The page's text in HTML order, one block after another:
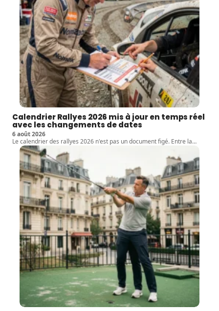
Calendrier Rallyes 2026 mis à jour en temps réel
avec les changements de dates
6 août 2026
Le calendrier des rallyes 2026 n'est pas un document figé. Entre la…